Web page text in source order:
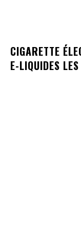
CIGARETTE
E-LIQUIDES